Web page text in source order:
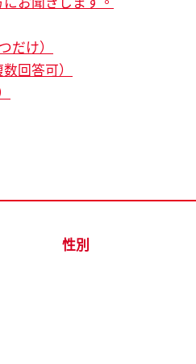
け）
回答可）
性別